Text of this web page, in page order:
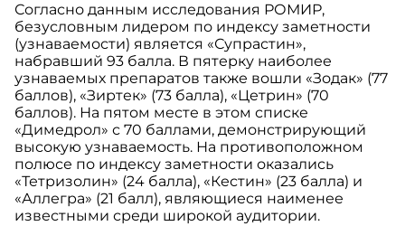
Согласно данным исследования РОМИР,
безусловным лидером по индексу заметности
(узнаваемости) является «Супрастин»,
набравший 93 балла. В пятерку наиболее
узнаваемых препаратов также вошли «Зодак» (77
баллов), «Зиртек» (73 балла), «Цетрин» (70
баллов). На пятом месте в этом списке
«Димедрол» с 70 баллами, демонстрирующий
высокую узнаваемость. На противоположном
полюсе по индексу заметности оказались
«Тетризолин» (24 балла), «Кестин» (23 балла) и
«Аллегра» (21 балл), являющиеся наименее
известными среди широкой аудитории.